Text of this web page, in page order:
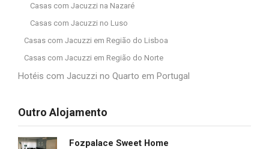
Casas com Jacuzzi na Nazaré
Casas com Jacuzzi no Luso
Casas com Jacuzzi em Região do Lisboa
Casas com Jacuzzi em Região do Norte
Hotéis com Jacuzzi no Quarto em Portugal
Outro Alojamento
Fozpalace Sweet Home